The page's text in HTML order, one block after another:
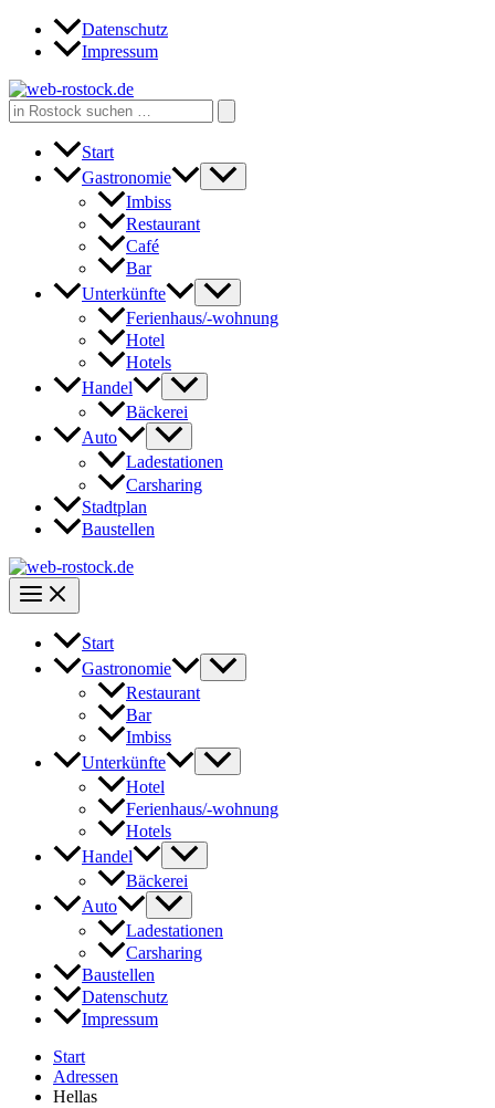
Zum
Inhalt
Datenschutz
Impressum
Search
for:
Start
Gastronomie
Imbiss
Restaurant
Café
Bar
Unterkünfte
Ferienhaus/-wohnung
Hotel
Hotels
Handel
Bäckerei
Auto
Ladestationen
Carsharing
Stadtplan
Baustellen
Start
Gastronomie
Restaurant
Bar
Imbiss
Unterkünfte
Hotel
Ferienhaus/-wohnung
Hotels
Handel
Bäckerei
Auto
Ladestationen
Carsharing
Baustellen
Datenschutz
Impressum
Start
Adressen
Hellas